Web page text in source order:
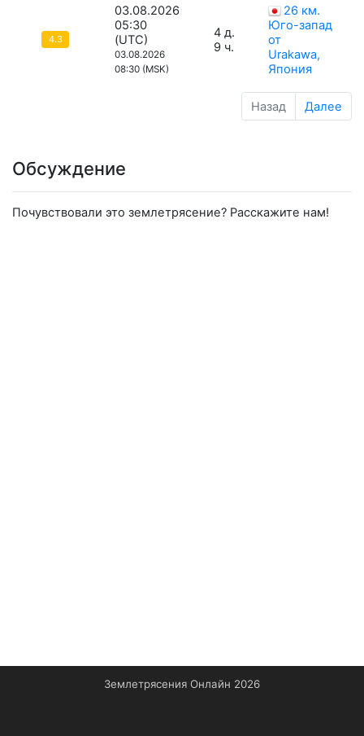
4.3
03.08.2026
05:30
(UTC)
03.08.2026
08:30 (MSK)
4 д.
9 ч.
26 км.
Юго-запад
от
Urakawa,
Япония
Назад Далее
Обсуждение
Почувствовали это землетрясение? Расскажите нам!
Землетрясения Онлайн 2026